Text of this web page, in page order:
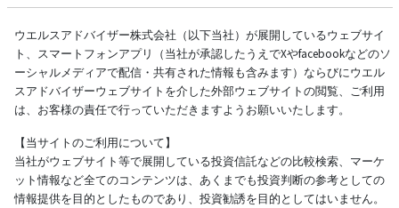
ウエルスアドバイザー株式会社（以下当社）が展開しているウェブサイ
ト、スマートフォンアプリ（当社が承認したうえでXやfacebookなどのソ
ーシャルメディアで配信・共有された情報も含みます）ならびにウエル
スアドバイザーウェブサイトを介した外部ウェブサイトの閲覧、ご利用
は、お客様の責任で行っていただきますようお願いいたします。
【当サイトのご利用について】
当社がウェブサイト等で展開している投資信託などの比較検索、マーケ
ット情報など全てのコンテンツは、あくまでも投資判断の参考としての
情報提供を目的としたものであり、投資勧誘を目的としてはいません。